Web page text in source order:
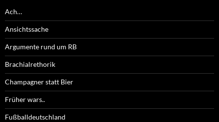
Ach…
Ansichtssache
Argumente rund um RB
Brachialrethorik
Champagner statt Bier
Früher wars..
Fußballdeutschland